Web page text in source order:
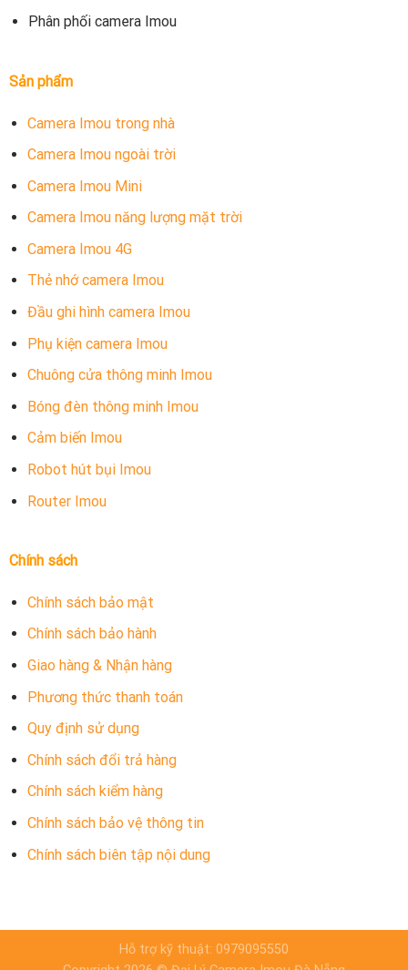
Phân phối camera Imou
Sản phẩm
Camera Imou trong nhà
Camera Imou ngoài trời
Camera Imou Mini
Camera Imou năng lượng mặt trời
Camera Imou 4G
Thẻ nhớ camera Imou
Đầu ghi hình camera Imou
Phụ kiện camera Imou
Chuông cửa thông minh Imou
Bóng đèn thông minh Imou
Cảm biến Imou
Robot hút bụi Imou
Router Imou
Chính sách
Chính sách bảo mật
Chính sách bảo hành
Giao hàng & Nhận hàng
Phương thức thanh toán
Quy định sử dụng
Chính sách đổi trả hàng
Chính sách kiểm hàng
Chính sách bảo vệ thông tin
Chính sách biên tập nội dung
Hỗ trợ kỹ thuật: 0979095550